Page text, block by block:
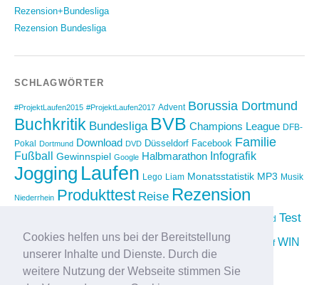
Cookies helfen uns bei der Bereitstellung
unserer Inhalte und Dienste. Durch die
weitere Nutzung der Webseite stimmen Sie
Rezension+Bundesliga
Rezension Bundesliga
SCHLAGWÖRTER
#ProjektLaufen2015 #ProjektLaufen2017 Advent Borussia Dortmund
Buchkritik Bundesliga BVB Champions League DFB-
Pokal Dortmund Download DVD Düsseldorf Facebook Familie
Fußball Gewinnspiel Google Halbmarathon Infografik
Jogging Laufen Lego Liam Monatsstatistik MP3 Musik
Niederrhein Produkttest Reise Rezension
sponsored Test
Twitter Urlaub Video vimeo Weihnachten Wettkampf WIN
Compilation
YouTube